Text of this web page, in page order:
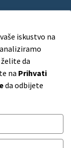
iskustvo na
da
na Prihvati
da odbijete